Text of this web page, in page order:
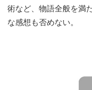
術など、物語全般を満
な感想も否めない。